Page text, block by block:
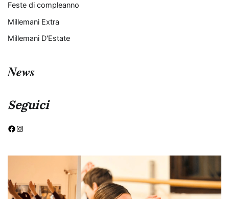
Feste di compleanno
Millemani Extra
Millemani D'Estate
News
Seguici
Facebook